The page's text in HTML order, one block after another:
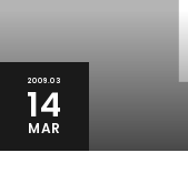
2009.03
14
MAR